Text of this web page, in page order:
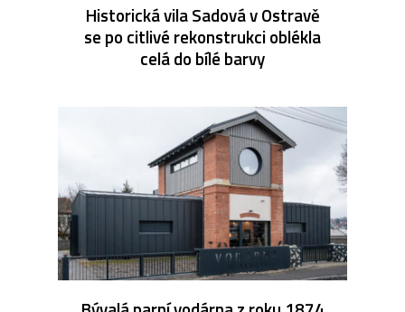
Historická vila Sadová v Ostravě
se po citlivé rekonstrukci oblékla
celá do bílé barvy